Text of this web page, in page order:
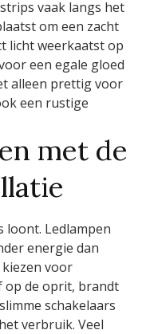
vaak langs het
om een zacht
licht weerkaatst op
een egale gloed
alleen prettig voor
een rustige
met de
loont. Ledlampen
energie dan
voor
op de oprit, brandt
schakelaars
verbruik. Veel